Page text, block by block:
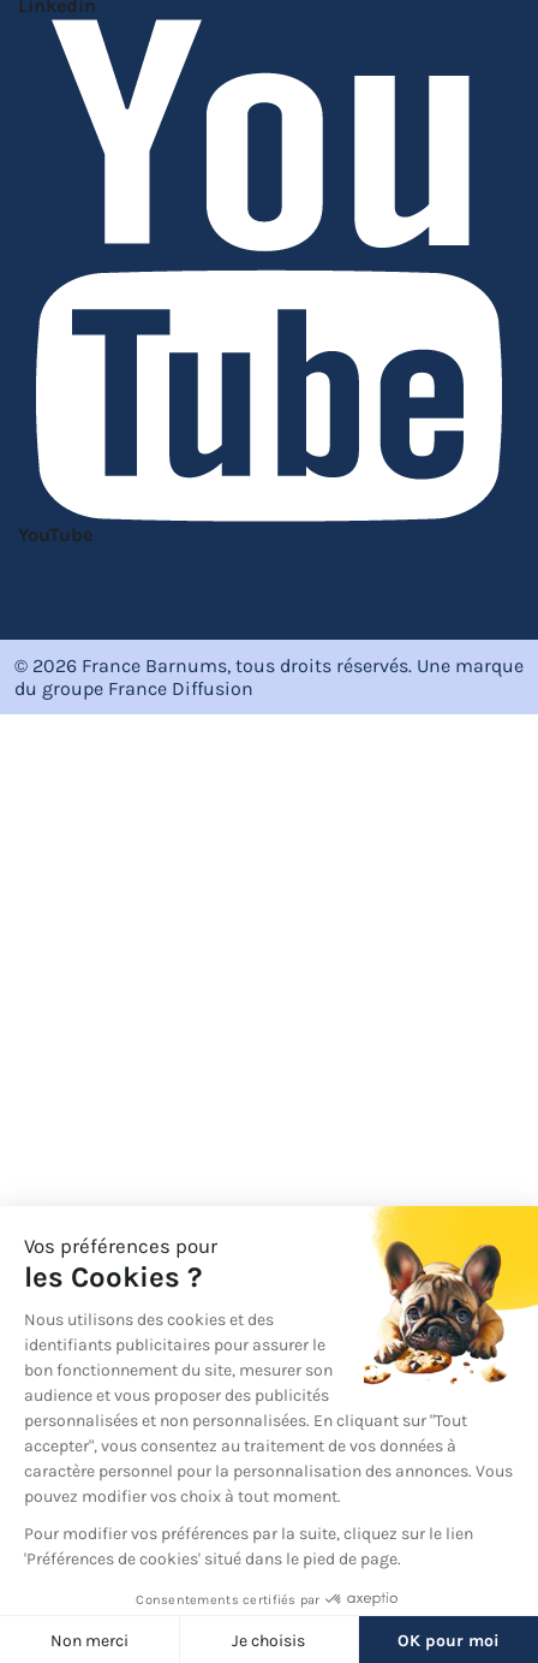
Linkedin
YouTube
© 2026 France Barnums, tous droits réservés. Une marque
du groupe France Diffusion